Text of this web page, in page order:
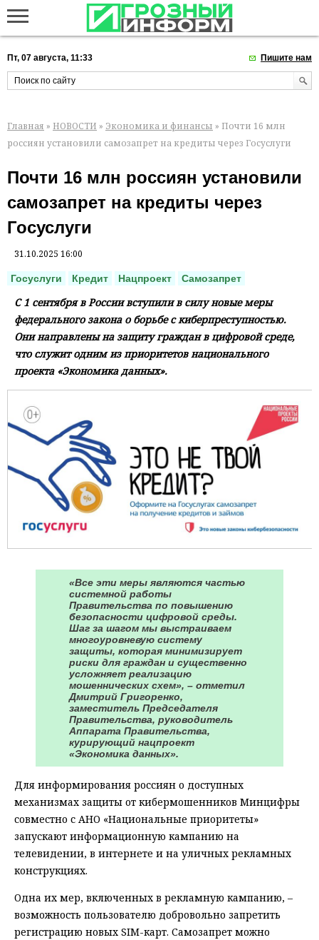
Пт, 07 августа, 11:33 Пишите нам
Главная » НОВОСТИ » Экономика и финансы » Почти 16 млн
россиян установили самозапрет на кредиты через Госуслуги
Почти 16 млн россиян установили
самозапрет на кредиты через
Госуслуги
31.10.2025 16:00
Госуслуги Кредит Нацпроект Самозапрет
С 1 сентября в России вступили в силу новые меры
федерального закона о борьбе с киберпреступностью.
Они направлены на защиту граждан в цифровой среде,
что служит одним из приоритетов национального
проекта «Экономика данных».
«Все эти меры являются частью
системной работы
Правительства по повышению
безопасности цифровой среды.
Шаг за шагом мы выстраиваем
многоуровневую систему
защиты, которая минимизирует
риски для граждан и существенно
усложняет реализацию
мошеннических схем», – отметил
Дмитрий Григоренко,
заместитель Председателя
Правительства, руководитель
Аппарата Правительства,
курирующий нацпроект
«Экономика данных».
Для информирования россиян о доступных
механизмах защиты от кибермошенников Минцифры
совместно с АНО «Национальные приоритеты»
запускают информационную кампанию на
телевидении, в интернете и на уличных рекламных
конструкциях.
Одна их мер, включенных в рекламную кампанию, –
возможность пользователю добровольно запретить
регистрацию новых SIM-карт. Самозапрет можно